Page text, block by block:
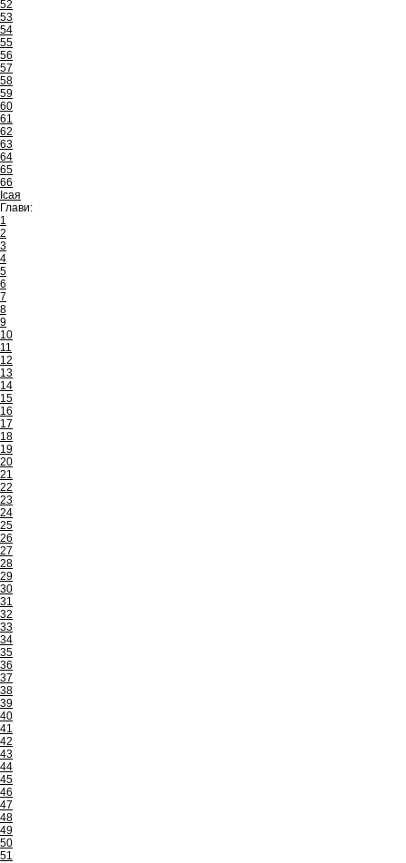
52
53
54
55
56
57
58
59
60
61
62
63
64
65
66
Ісая
Глави:
1
2
3
4
5
6
7
8
9
10
11
12
13
14
15
16
17
18
19
20
21
22
23
24
25
26
27
28
29
30
31
32
33
34
35
36
37
38
39
40
41
42
43
44
45
46
47
48
49
50
51